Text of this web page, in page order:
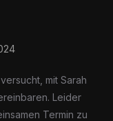
mit Sarah
Leider
Termin zu